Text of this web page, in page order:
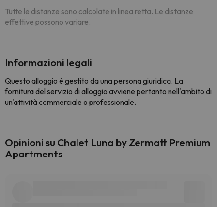
Tutte le distanze sono calcolate in linea retta. Le distanze
effettive possono variare.
Informazioni legali
Questo alloggio è gestito da una persona giuridica. La
fornitura del servizio di alloggio avviene pertanto nell'ambito di
un'attività commerciale o professionale.
Opinioni su Chalet Luna by Zermatt Premium
Apartments